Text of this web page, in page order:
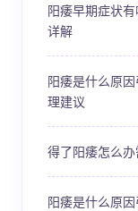
阳痿早期症状
详解
阳痿是什么原
理建议
得了阳痿怎么
阳痿是什么原